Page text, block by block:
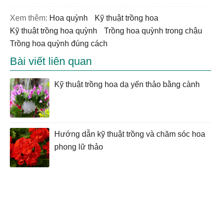
Xem thêm: hoa quỳnh
kỹ thuật trồng hoa
kỹ thuật trồng hoa quỳnh
trồng hoa quỳnh trong chậu
trồng hoa quỳnh đúng cách
Bài viết liên quan
Kỹ thuật trồng hoa dạ yến thảo bằng cành
Hướng dẫn kỹ thuật trồng và chăm sóc hoa
phong lữ thảo